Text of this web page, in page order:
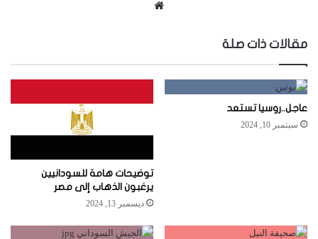
مقالات ذات صلة
عاجل..روسيا تستعد
سبتمبر 10, 2024
توضيحات هامة للسودانيين
يرغبون الذهاب إلى مصر
ديسمبر 13, 2024